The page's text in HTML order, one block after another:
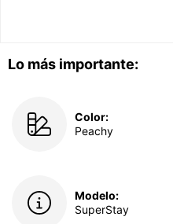
Lo más importante:
Color:
Peachy
Modelo:
SuperStay